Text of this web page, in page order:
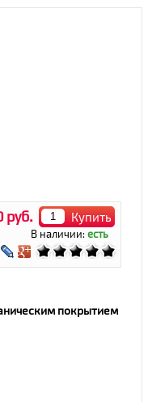
руб. Купить
В наличии:есть
покрытием